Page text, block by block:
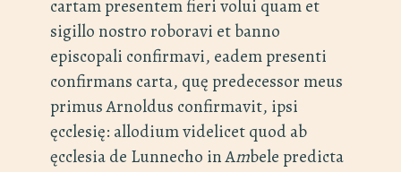
cartam presentem fieri volui quam et
sigillo nostro roboravi et banno
episcopali confirmavi, eadem presenti
confirmans carta, quę predecessor meus
primus Arnoldus confirmavit, ipsi
ęcclesię: allodium videlicet quod ab
ęcclesia de Lunnecho in Ambele predicta